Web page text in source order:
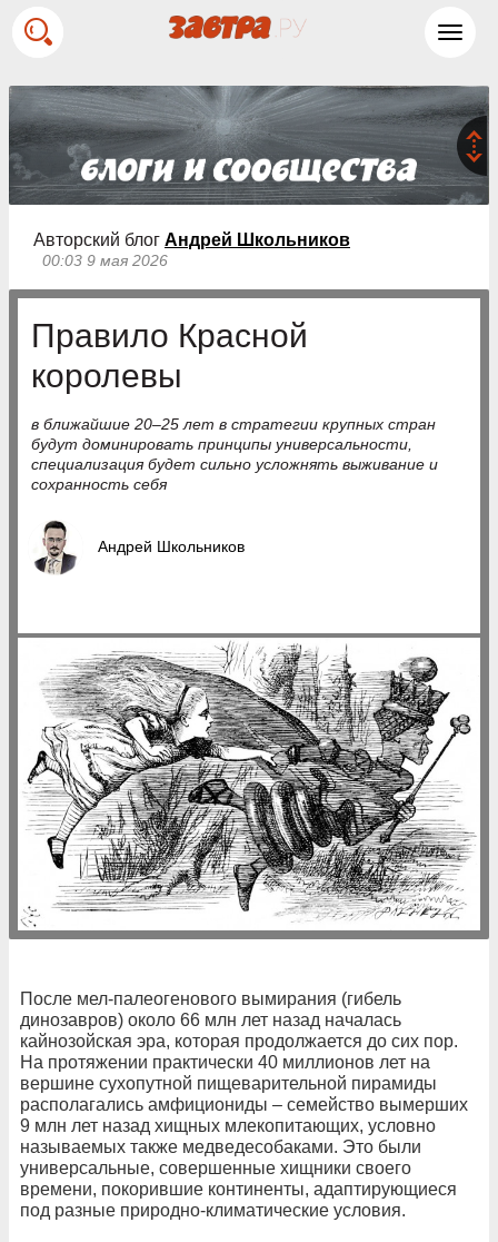
Авторский блог Андрей Школьников
00:03 9 мая 2026
Правило Красной
королевы
в ближайшие 20–25 лет в стратегии крупных стран
будут доминировать принципы универсальности,
специализация будет сильно усложнять выживание и
сохранность себя
Андрей Школьников
После мел-палеогенового вымирания (гибель
динозавров) около 66 млн лет назад началась
кайнозойская эра, которая продолжается до сих пор.
На протяжении практически 40 миллионов лет на
вершине сухопутной пищеварительной пирамиды
располагались амфициониды – семейство вымерших
9 млн лет назад хищных млекопитающих, условно
называемых также медведесобаками. Это были
универсальные, совершенные хищники своего
времени, покорившие континенты, адаптирующиеся
под разные природно-климатические условия.